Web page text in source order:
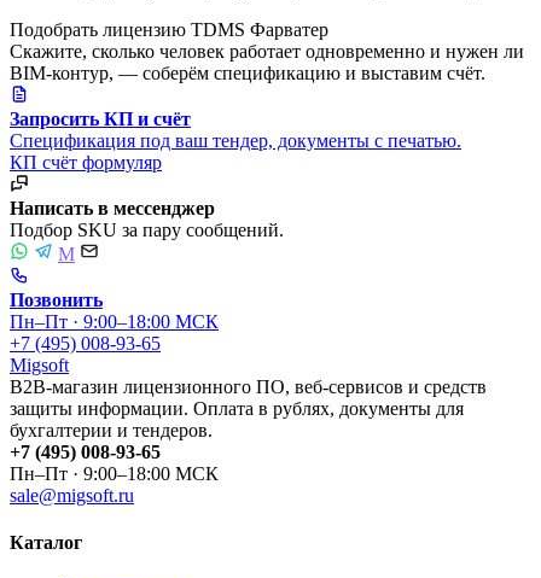
Подобрать лицензию TDMS Фарватер
Скажите, сколько человек работает одновременно и нужен ли
BIM-контур, — соберём спецификацию и выставим счёт.
Запросить КП и счёт
Спецификация под ваш тендер, документы с печатью.
КП счёт формуляр
Написать в мессенджер
Подбор SKU за пару сообщений.
M
Позвонить
Пн–Пт · 9:00–18:00 МСК
+7 (495) 008-93-65
Migsoft
B2B-магазин лицензионного ПО, веб-сервисов и средств
защиты информации. Оплата в рублях, документы для
бухгалтерии и тендеров.
+7 (495) 008-93-65
Пн–Пт · 9:00–18:00 МСК
sale@migsoft.ru
Каталог